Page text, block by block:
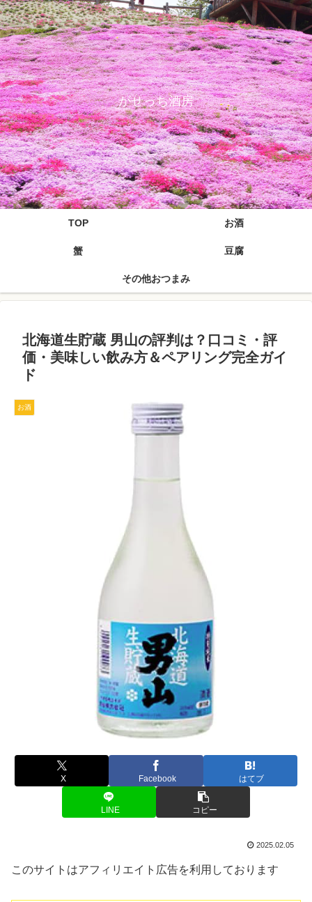
がせっち酒房
TOP お酒
蟹 豆腐
その他おつまみ
北海道生貯蔵 男山の評判は？口コミ・評
価・美味しい飲み方＆ペアリング完全ガイ
ド
お酒
X Facebook はてブ
LINE コピー
2025.02.05
このサイトはアフィリエイト広告を利用しております